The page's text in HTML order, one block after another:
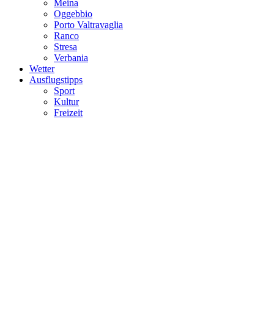
Meina
Oggebbio
Porto Valtravaglia
Ranco
Stresa
Verbania
Wetter
Ausflugstipps
Sport
Kultur
Freizeit